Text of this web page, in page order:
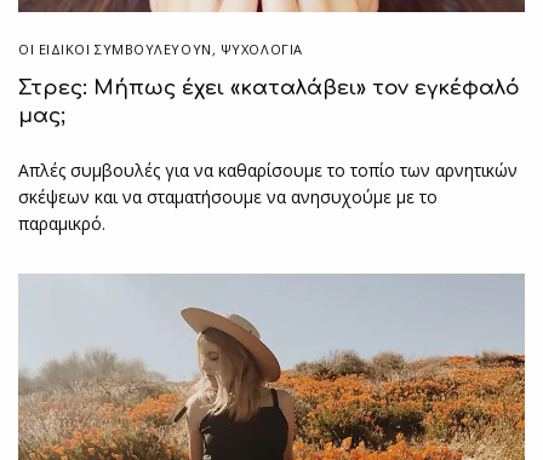
ΟΙ ΕΙΔΙΚΟΊ ΣΥΜΒΟΥΛΕΎΟΥΝ , ΨΥΧΟΛΟΓΙΑ
Στρες: Μήπως έχει «καταλάβει» τον εγκέφαλό
μας;
Απλές συμβουλές για να καθαρίσουμε το τοπίο των αρνητικών
σκέψεων και να σταματήσουμε να ανησυχούμε με το
παραμικρό.